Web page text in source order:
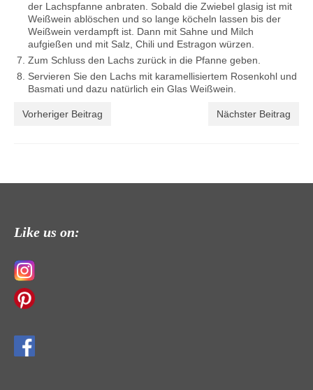
der Lachspfanne anbraten. Sobald die Zwiebel glasig ist mit
Weißwein ablöschen und so lange köcheln lassen bis der
Weißwein verdampft ist. Dann mit Sahne und Milch
aufgießen und mit Salz, Chili und Estragon würzen.
Zum Schluss den Lachs zurück in die Pfanne geben.
Servieren Sie den Lachs mit karamellisiertem Rosenkohl und
Basmati und dazu natürlich ein Glas Weißwein.
Vorheriger Beitrag Nächster Beitrag
Like us on: